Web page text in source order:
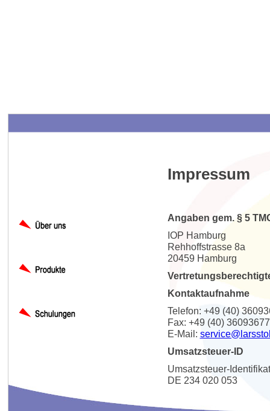
Impressum
Angaben gem. § 5
IOP Hamburg
Rehhoffstrasse 8a
20459 Hamburg
Kontaktaufnahme
Telefon: +49 (40)
Fax: +49 (40) 36093677
E-Mail:
Umsatzsteuer-ID
Umsatzsteuer-
DE 234 020 053